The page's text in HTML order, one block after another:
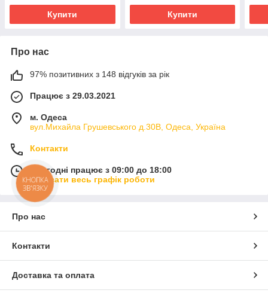
Купити Купити
Про нас
97% позитивних з 148 відгуків за рік
Працює з 29.03.2021
м. Одеса
вул.Михайла Грушевського д.30В, Одеса, Україна
Контакти
Сьогодні працює з 09:00 до 18:00
Показати весь графік роботи
Про нас
Контакти
Доставка та оплата
КНОПКА
ЗВ'ЯЗКУ